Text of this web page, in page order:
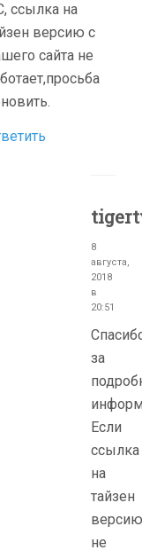
ссылка на
версию с
сайта не
8
августа,
2018
в
20:51
за
Если
ссылка
на
тайзен
версию
не